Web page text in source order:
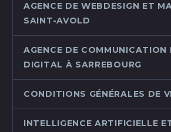
AGENCE DE WEBDESIGN ET
SAINT-AVOLD
AGENCE DE COMMUNICATION
DIGITAL À SARREBOURG
CONDITIONS GÉNÉRALES DE
INTELLIGENCE ARTIFICIELLE